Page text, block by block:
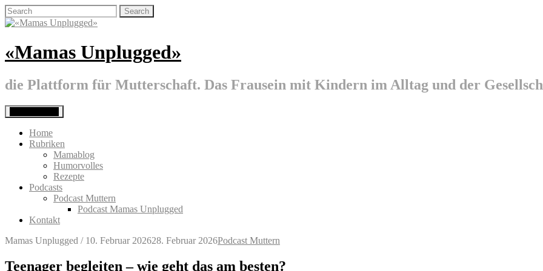
Skip
to
Search
for:
«Mamas Unplugged»
die Plattform für Mutterschaft. Das Frausein mit Kindern im Alltag und der
Home
Rubriken
Mamablog
Humorvolles
Rezepte
Podcasts
Podcast Muttern
Podcast Mamas Unplugged
Kontakt
Mamas Unplugged / 10. Februar 202628. Februar 2026Podcast Muttern
Teenager begleiten – wie geht das am besten?